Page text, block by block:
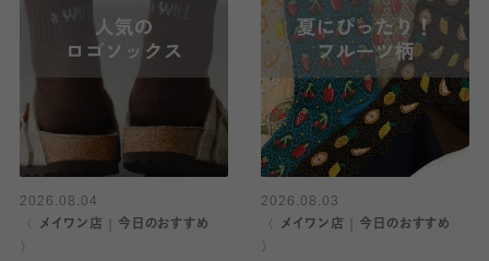
2026.08.04
〈 メイワン店｜今日のおすすめ
〉
2026.08.03
〈 メイワン店｜今日のおすすめ
〉